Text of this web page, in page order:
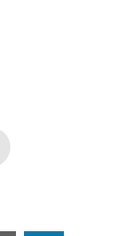
nella villa-
cui viene fatto